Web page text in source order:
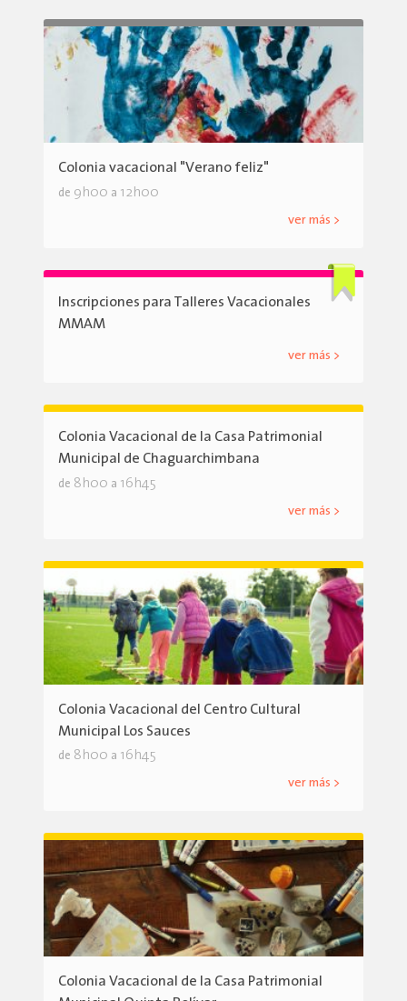
Colonia vacacional "Verano feliz"
de 9h00 a 12h00
ver más >
Inscripciones para Talleres Vacacionales
MMAM
ver más >
Colonia Vacacional de la Casa Patrimonial
Municipal de Chaguarchimbana
de 8h00 a 16h45
ver más >
Colonia Vacacional del Centro Cultural
Municipal Los Sauces
de 8h00 a 16h45
ver más >
Colonia Vacacional de la Casa Patrimonial